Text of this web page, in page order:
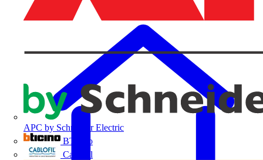
APC by Schneider Electric
BTicino
Cablofil